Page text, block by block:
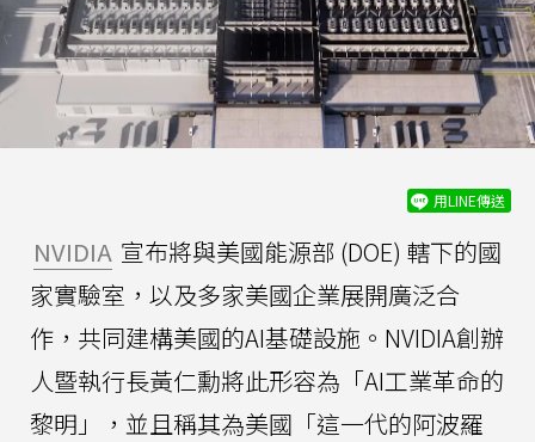
用LINE傳送
NVIDIA 宣布將與美國能源部 (DOE) 轄下的國
家實驗室，以及多家美國企業展開廣泛合
作，共同建構美國的AI基礎設施。NVIDIA創辦
人暨執行長黃仁勳將此形容為「AI工業革命的
黎明」，並且稱其為美國「這一代的阿波羅